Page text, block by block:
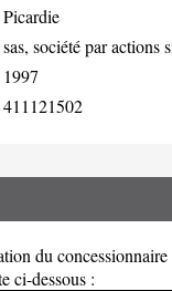
Picardie
sas, société par actions
1997
411121502
du concessionnaire
ci-dessous :